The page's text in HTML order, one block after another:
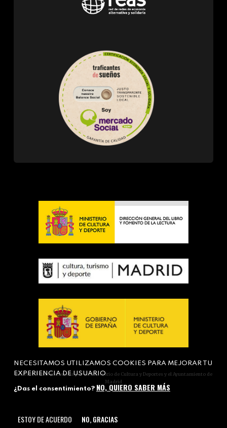
Actividad subvencionada por el Ministerio de Cultura y Deportes y el Ayuntamiento de
Madrid
NECESITAMOS UTILIZAMOS COOKIES PARA MEJORAR TU
EXPERIENCIA DE USUARIO
¿Das el consentimiento? NO, QUIERO SABER MÁS
ESTOY DE ACUERDO NO, GRACIAS